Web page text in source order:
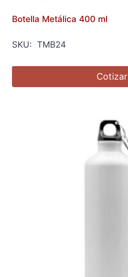
Botella Metálica 400 ml
SKU: TMB24
Cotizar